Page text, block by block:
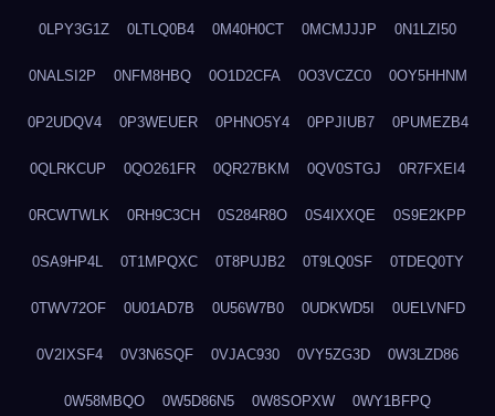
0LPY3G1Z 0LTLQ0B4 0M40H0CT 0MCMJJJP 0N1LZI50
0NALSI2P 0NFM8HBQ 0O1D2CFA 0O3VCZC0 0OY5HHNM
0P2UDQV4 0P3WEUER 0PHNO5Y4 0PPJIUB7 0PUMEZB4
0QLRKCUP 0QO261FR 0QR27BKM 0QV0STGJ 0R7FXEI4
0RCWTWLK 0RH9C3CH 0S284R8O 0S4IXXQE 0S9E2KPP
0SA9HP4L 0T1MPQXC 0T8PUJB2 0T9LQ0SF 0TDEQ0TY
0TWV72OF 0U01AD7B 0U56W7B0 0UDKWD5I 0UELVNFD
0V2IXSF4 0V3N6SQF 0VJAC930 0VY5ZG3D 0W3LZD86
0W58MBQO 0W5D86N5 0W8SOPXW 0WY1BFPQ